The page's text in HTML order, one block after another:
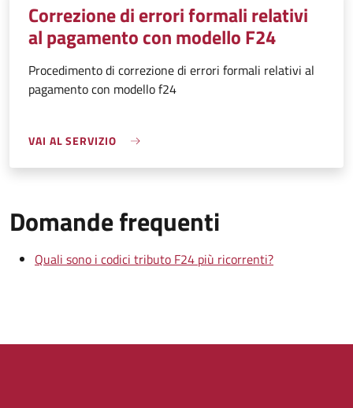
Correzione di errori formali relativi
al pagamento con modello F24
Procedimento di correzione di errori formali relativi al
pagamento con modello f24
VAI AL SERVIZIO
Domande frequenti
Quali sono i codici tributo F24 più ricorrenti?